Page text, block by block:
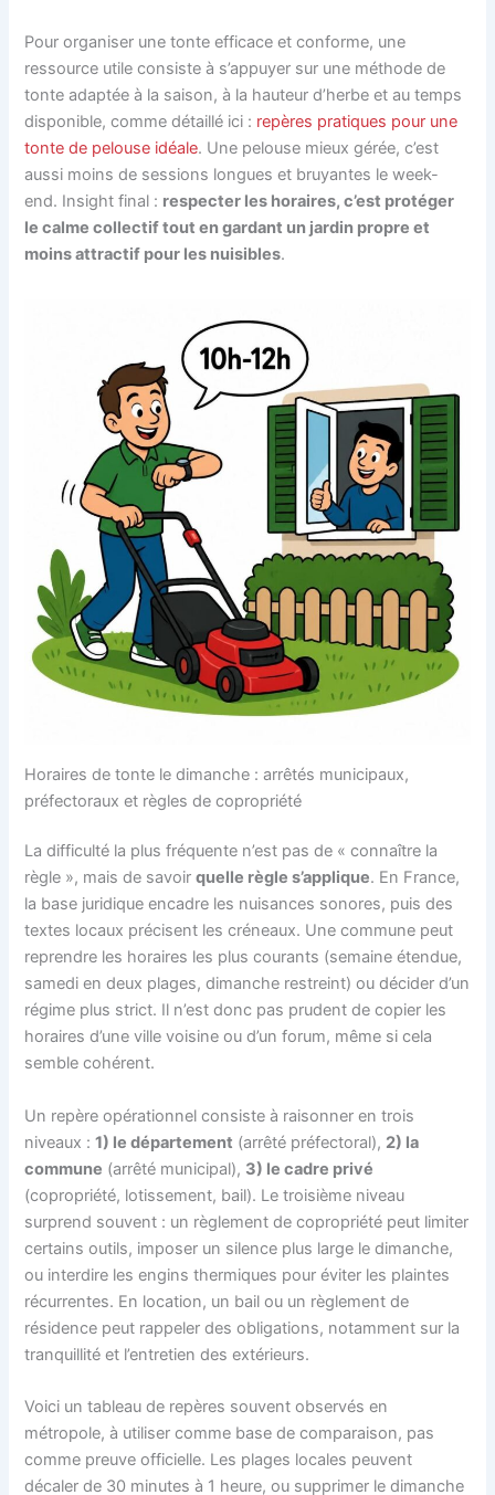
Pour organiser une tonte efficace et conforme, une
ressource utile consiste à s’appuyer sur une méthode de
tonte adaptée à la saison, à la hauteur d’herbe et au temps
disponible, comme détaillé ici : repères pratiques pour une
tonte de pelouse idéale. Une pelouse mieux gérée, c’est
aussi moins de sessions longues et bruyantes le week-
end. Insight final : respecter les horaires, c’est protéger
le calme collectif tout en gardant un jardin propre et
moins attractif pour les nuisibles.
Horaires de tonte le dimanche : arrêtés municipaux,
préfectoraux et règles de copropriété
La difficulté la plus fréquente n’est pas de « connaître la
règle », mais de savoirquelle règle s’applique. En France,
la base juridique encadre les nuisances sonores, puis des
textes locaux précisent les créneaux. Une commune peut
reprendre les horaires les plus courants (semaine étendue,
samedi en deux plages, dimanche restreint) ou décider d’un
régime plus strict. Il n’est donc pas prudent de copier les
horaires d’une ville voisine ou d’un forum, même si cela
semble cohérent.
Un repère opérationnel consiste à raisonner en trois
niveaux :1) le département (arrêté préfectoral), 2) la
commune (arrêté municipal), 3) le cadre privé
(copropriété, lotissement, bail). Le troisième niveau
surprend souvent : un règlement de copropriété peut limiter
certains outils, imposer un silence plus large le dimanche,
ou interdire les engins thermiques pour éviter les plaintes
récurrentes. En location, un bail ou un règlement de
résidence peut rappeler des obligations, notamment sur la
tranquillité et l’entretien des extérieurs.
Voici un tableau de repères souvent observés en
métropole, à utiliser comme base de comparaison, pas
comme preuve officielle. Les plages locales peuvent
décaler de 30 minutes à 1 heure, ou supprimer le dimanche